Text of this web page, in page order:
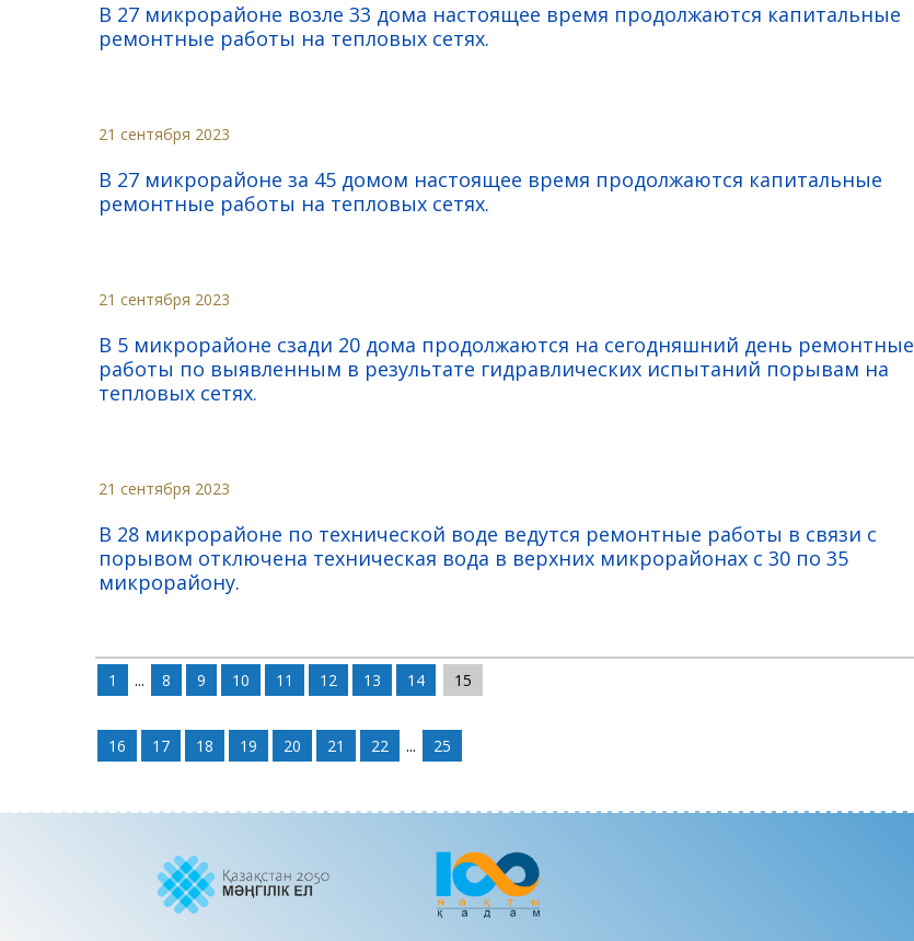
В 27 микрорайоне возле 33 дома настоящее время продолжаются капитальные
ремонтные работы на тепловых сетях.
21 сентября 2023
В 27 микрорайоне за 45 домом настоящее время продолжаются капитальные
ремонтные работы на тепловых сетях.
21 сентября 2023
В 5 микрорайоне сзади 20 дома продолжаются на сегодняшний день ремонтные
работы по выявленным в результате гидравлических испытаний порывам на
тепловых сетях.
21 сентября 2023
В 28 микрорайоне по технической воде ведутся ремонтные работы в связи с
порывом отключена техническая вода в верхних микрорайонах с 30 по 35
микрорайону.
1 ... 8 9 10 11 12 13 14 15
16 17 18 19 20 21 22 ... 25